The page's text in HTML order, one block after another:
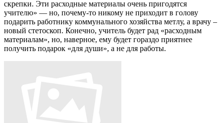
скрепки. Эти расходные материалы очень пригодятся
учителю» — но, почему-то никому не приходит в голову
подарить работнику коммунального хозяйства метлу, а врачу –
новый стетоскоп. Конечно, учитель будет рад «расходным
материалам», но, наверное, ему будет гораздо приятнее
получить подарок «для души», а не для работы.